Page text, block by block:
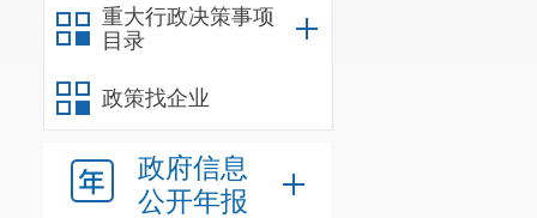
重大行政决策事项
目录
政策找企业
政府信息
公开年报